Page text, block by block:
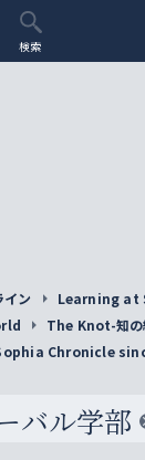
検索
ン
Learning at
The Knot-知の
Chronicle
バル学部